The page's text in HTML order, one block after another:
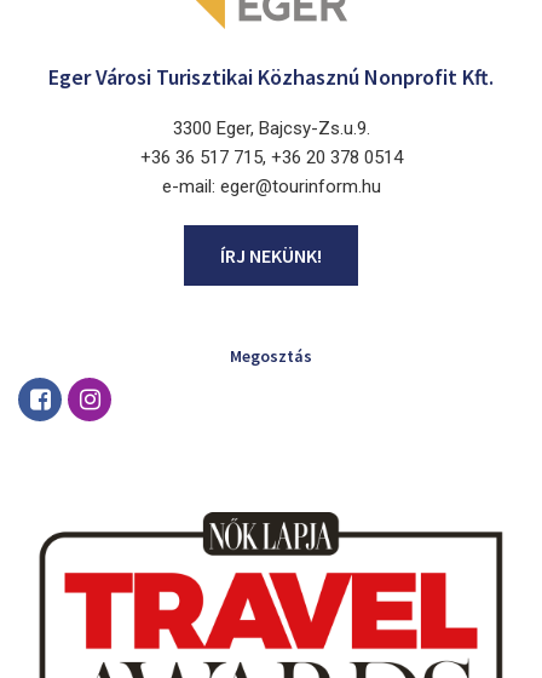
Eger Városi Turisztikai Közhasznú Nonprofit Kft.
3300 Eger, Bajcsy-Zs.u.9.
+36 36 517 715, +36 20 378 0514
e-mail: eger@tourinform.hu
ÍRJ NEKÜNK!
Megosztás